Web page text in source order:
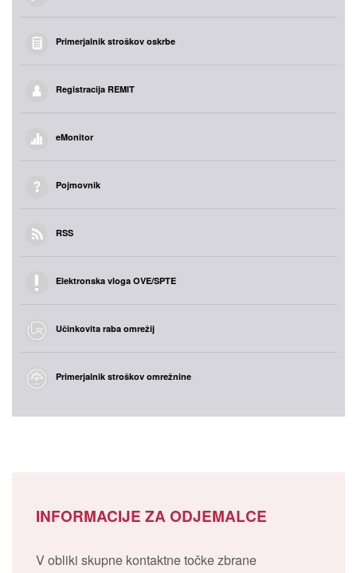
Primerjalnik stroškov oskrbe
Registracija REMIT
eMonitor
Pojmovnik
RSS
Elektronska vloga OVE/SPTE
Učinkovita raba omrežij
Primerjalnik stroškov omrežnine
INFORMACIJE ZA ODJEMALCE
V obliki skupne kontaktne točke zbrane